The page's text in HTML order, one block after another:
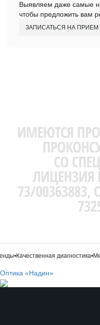
Выявляем даже самые
чтобы предложить вам
ЗАПИСАТЬСЯ НА ПРИЕМ
•Качественная диагностика•
Оптика «Надин»